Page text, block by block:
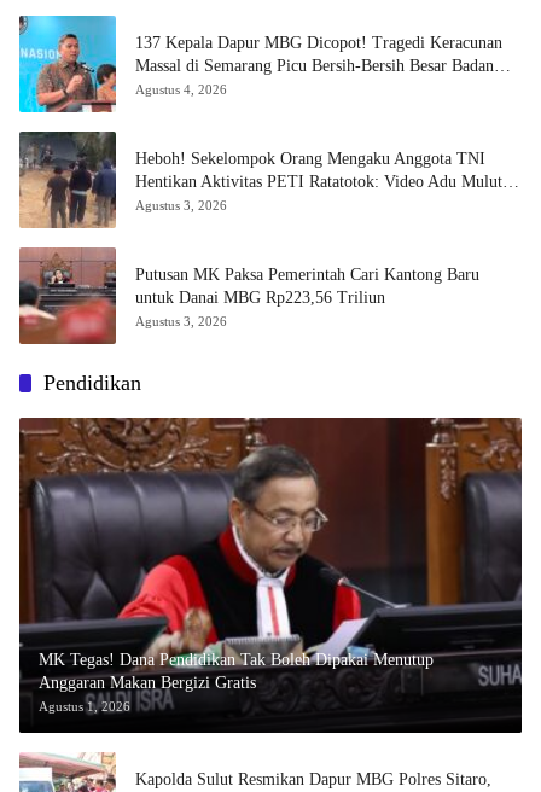
137 Kepala Dapur MBG Dicopot! Tragedi Keracunan
Massal di Semarang Picu Bersih-Bersih Besar Badan
Gizi Nasional
Agustus 4, 2026
Heboh! Sekelompok Orang Mengaku Anggota TNI
Hentikan Aktivitas PETI Ratatotok: Video Adu Mulut
dan Aksi Penembakan Sorot Carut-marut Penegakan
Agustus 3, 2026
Putusan MK Paksa Pemerintah Cari Kantong Baru
untuk Danai MBG Rp223,56 Triliun
Agustus 3, 2026
Pendidikan
MK Tegas! Dana Pendidikan Tak Boleh Dipakai Menutup
Anggaran Makan Bergizi Gratis
Agustus 1, 2026
Kapolda Sulut Resmikan Dapur MBG Polres Sitaro,